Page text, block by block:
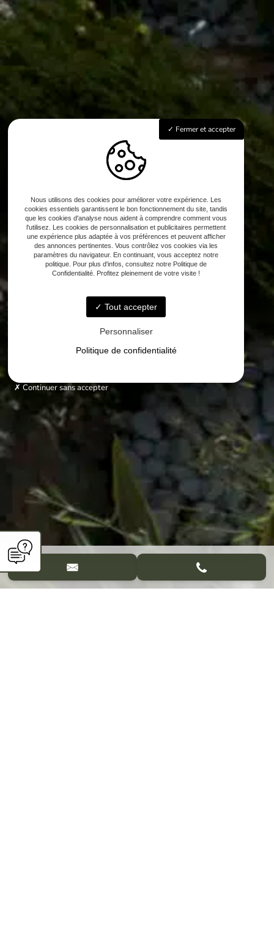
Fermer et accepter
Nous utilisons des cookies pour améliorer votre expérience. Les
cookies essentiels garantissent le bon fonctionnement du site, tandis
que les cookies d'analyse nous aident à comprendre comment vous
l'utilisez. Les cookies de personnalisation et publicitaires permettent
une expérience plus adaptée à vos préférences et peuvent afficher
des annonces pertinentes. Vous contrôlez vos cookies via les
paramètres du navigateur. En continuant, vous acceptez notre
politique. Pour plus d'infos, consultez notre Politique de
Confidentialité. Profitez pleinement de votre visite !
Tout accepter
Personnaliser
Politique de confidentialité
Continuer sans accepter